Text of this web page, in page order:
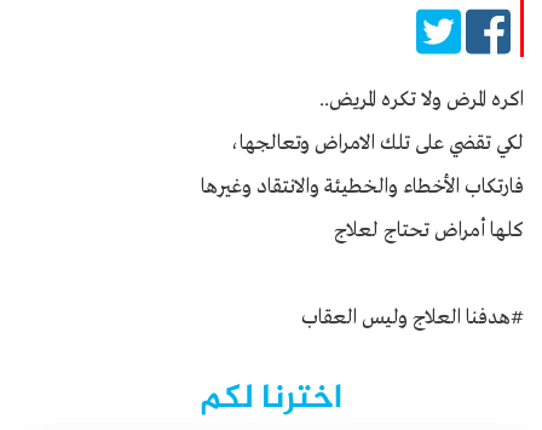
اكره المرض ولا تكره المريض..
لكي تقضي على تلك الامراض وتعالجها،
فارتكاب الأخطاء والخطيئة والانتقاد وغيرها
كلها أمراض تحتاج لعلاج
#هدفنا العلاج وليس العقاب
اخترنا لكم